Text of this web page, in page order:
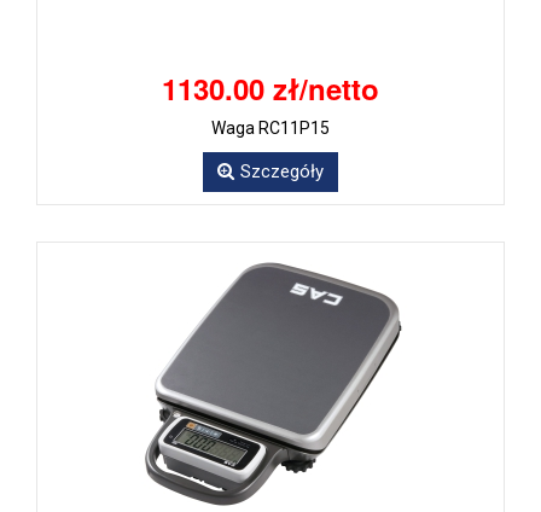
1130.00 zł/netto
Waga RC11P15
Szczegóły